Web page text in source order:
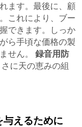
ます。最後に、顧
これにより、ブー
できます。しっか
ら手頃な価格の製
せん。 録音用防
に天の恵みの組
えるために